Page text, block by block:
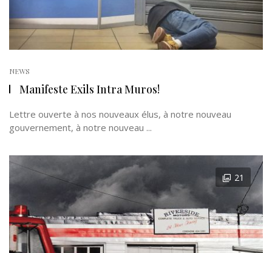
NEWS
Manifeste Exils Intra Muros !
Lettre ouverte à nos nouveaux élus, à notre nouveau
gouvernement, à notre nouveau ...
21